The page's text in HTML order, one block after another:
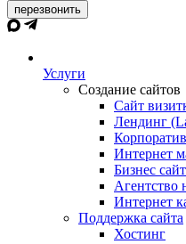
перезвонить
Услуги
Создание сайтов
Сайт
Лендинг
Интернет
Бизнес сайт
Агентство
Интернет
Поддержка сайта
Хостинг